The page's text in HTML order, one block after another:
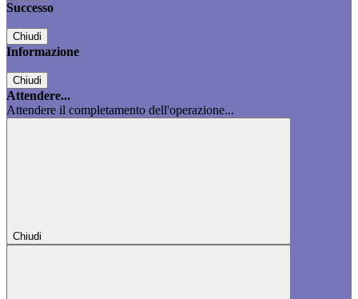
Successo
Chiudi
Informazione
Chiudi
Attendere...
Attendere il completamento dell'operazione...
Chiudi